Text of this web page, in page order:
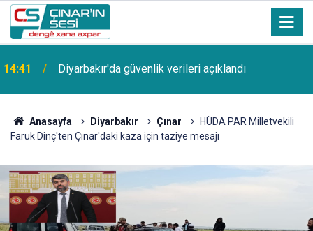
14:41 Diyarbakır'da güvenlik verileri açıklandı
Anasayfa Diyarbakır Çınar
HÜDA PAR Milletvekili
Faruk Dinç'ten Çınar'daki kaza için taziye mesajı